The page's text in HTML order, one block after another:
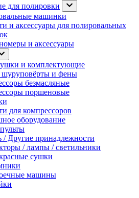
для полировки
машинки
и аксессуары для полировальных
и аксессуары
и комплектующие
шуруповёрты и фены
безмасляные
поршеновые
для компрессоров
оборудование
/ Другие принадлежности
/ лампы / светильники
сушки
машины